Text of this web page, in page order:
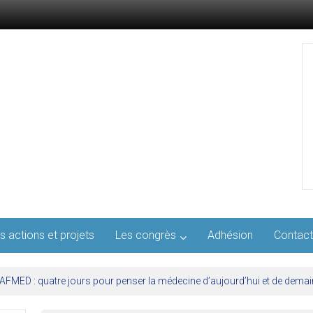
actions et projets Les congrès Adhésion
: quatre jours pour penser la médecine d’aujourd’hui et de